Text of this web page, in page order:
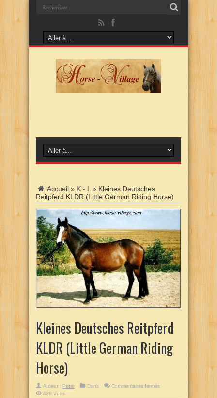
Accueil » K - L » Kleines Deutsches
Reitpferd KLDR (Little German Riding Horse)
Kleines Deutsches Reitpferd
KLDR (Little German Riding
Horse)
Auteur : Peter Dans Commentaires fermés
428 Vues